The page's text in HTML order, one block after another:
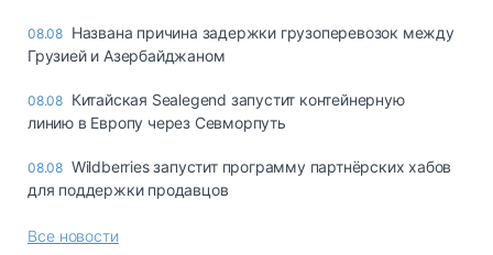
08.08 Названа причина задержки грузоперевозок между
Грузией и Азербайджаном
08.08 Китайская Sealegend запустит контейнерную
линию в Европу через Севморпуть
08.08 Wildberries запустит программу партнёрских хабов
для поддержки продавцов
Все новости